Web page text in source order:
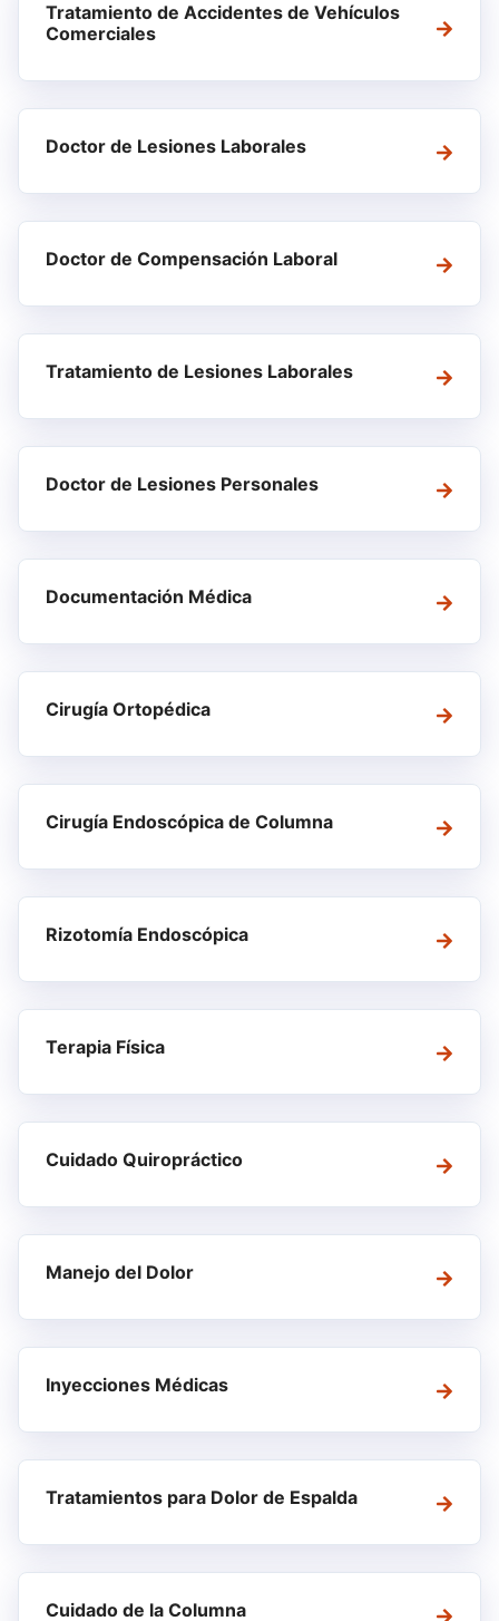
Tratamiento de Accidentes de Vehículos
Comerciales
Doctor de Lesiones Laborales
Doctor de Compensación Laboral
Tratamiento de Lesiones Laborales
Doctor de Lesiones Personales
Documentación Médica
Cirugía Ortopédica
Cirugía Endoscópica de Columna
Rizotomía Endoscópica
Terapia Física
Cuidado Quiropráctico
Manejo del Dolor
Inyecciones Médicas
Tratamientos para Dolor de Espalda
Cuidado de la Columna